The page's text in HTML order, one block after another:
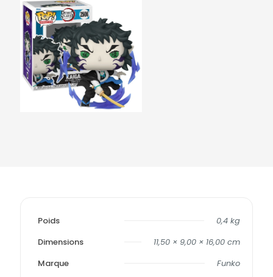
Poids
0,4 kg
Dimensions
11,50 × 9,00 × 16,00 cm
Marque
Funko